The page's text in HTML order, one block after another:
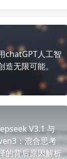
chatGPT人工智
造无限可能。
V3.1 与
：混合思考
的背后原因解析